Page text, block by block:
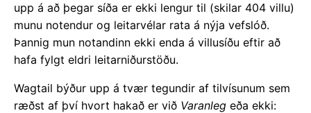
upp á að þegar síða er ekki lengur til (skilar 404 villu)
munu notendur og leitarvélar rata á nýja vefslóð.
Þannig mun notandinn ekki enda á villusíðu eftir að
hafa fylgt eldri leitarniðurstöðu.
Wagtail býður upp á tvær tegundir af tilvísunum sem
ræðst af því hvort hakað er við Varanleg eða ekki: